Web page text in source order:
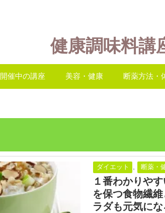
健康調味料
開催中の講座 美容・健康 断薬方法・
ダイエット , 断薬・
１番わかりや
を保つ食物繊
ラダも元気に